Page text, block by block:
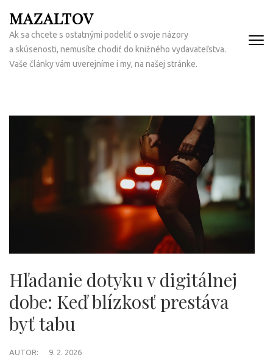
na
obsah
(Enter)
MAZALTOV
Ak sa chcete s ostatnými podeliť o svoje názory
a skúsenosti, nemusíte chodiť do knižného vydavateľstva.
Vaše články vám uverejníme i my, na našej stránke.
Hľadanie dotyku v digitálnej
dobe: Keď blízkosť prestáva
byť tabu
AUTOR: 9. 2. 2026